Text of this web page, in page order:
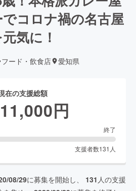
コロナ禍の名古屋
気に！
フード・飲食店 愛知県
在の支援総額
円
終了
支援者数131 人
08/29に募集を開始し、 131 人の支援